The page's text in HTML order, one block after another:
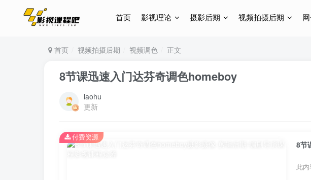
首页 影视理论 摄影后期 视频拍摄后期
首页 视频拍摄后期 视频调色 正文
8节课迅速入门达芬奇调色homeboy
laohu
更新
8节
此
付费资源